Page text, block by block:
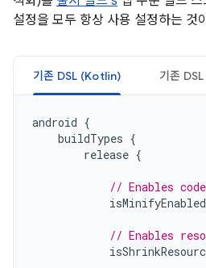
설정을 모두 항상 사용 설정하는 것
기존 DSL (Kotlin) 기존
android {
buildTypes {
release {
// Enables
isMinifyEnabled
// Enables